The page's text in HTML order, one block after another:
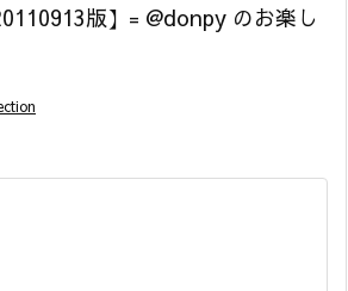
版】= @donpy のお楽し